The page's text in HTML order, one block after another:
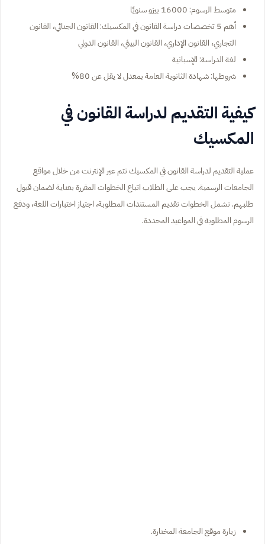
متوسط الرسوم: 16000 بيزو سنويًا
أهم 5 تخصصات دراسة القانون في المكسيك: القانون الجنائي، القانون
التجاري، القانون الإداري، القانون البيئي، القانون الدولي
لغة الدراسة: الإسبانية
شروطها: شهادة الثانوية العامة بمعدل لا يقل عن 80%
كيفية التقديم لدراسة القانون في
المكسيك
عملية التقديم لدراسة القانون في المكسيك تتم عبر الإنترنت من خلال مواقع
الجامعات الرسمية. يجب على الطلاب اتباع الخطوات المقررة بعناية لضمان قبول
طلبهم. تشمل الخطوات تقديم المستندات المطلوبة، اجتياز اختبارات اللغة، ودفع
الرسوم المطلوبة في المواعيد المحددة.
زيارة موقع الجامعة المختارة.